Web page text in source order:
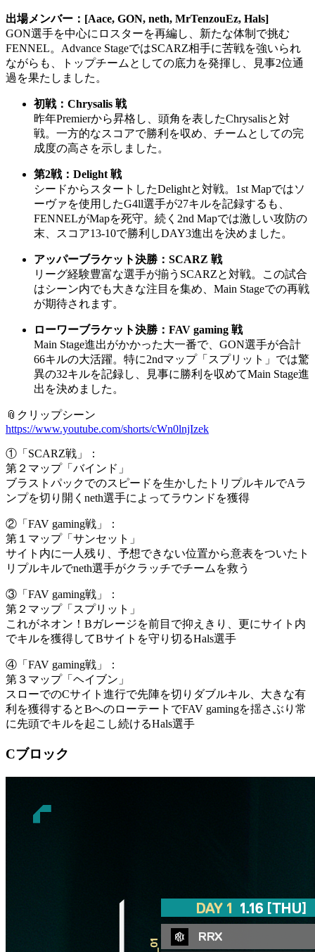
出場メンバー：[Aace, GON, neth, MrTenzouEz, Hals]
GON選手を中心にロスターを再編し、新たな体制で挑む
FENNEL。Advance StageではSCARZ相手に苦戦を強いられ
ながらも、トップチームとしての底力を発揮し、見事2位通
過を果たしました。
初戦：Chrysalis 戦
昨年Premierから昇格し、頭角を表したChrysalisと対
戦。一方的なスコアで勝利を収め、チームとしての完
成度の高さを示しました。
第2戦：Delight 戦
シードからスタートしたDelightと対戦。1st Mapではソ
ーヴァを使用したG4ll選手が27キルを記録するも、
FENNELがMapを死守。続く2nd Mapでは激しい攻防の
末、スコア13-10で勝利しDAY3進出を決めました。
アッパーブラケット決勝：SCARZ 戦
リーグ経験豊富な選手が揃うSCARZと対戦。この試合
はシーン内でも大きな注目を集め、Main Stageでの再戦
が期待されます。
ローワーブラケット決勝：FAV gaming 戦
Main Stage進出がかかった大一番で、GON選手が合計
66キルの大活躍。特に2ndマップ「スプリット」では驚
異の32キルを記録し、見事に勝利を収めてMain Stage進
出を決めました。
📎クリップシーン
https://www.youtube.com/shorts/cWn0lnjIzek
①「SCARZ戦」：
第２マップ「バインド」
ブラストパックでのスピードを生かしたトリプルキルでAラ
ンプを切り開くneth選手によってラウンドを獲得
②「FAV gaming戦」：
第１マップ「サンセット」
サイト内に一人残り、予想できない位置から意表をついたト
リプルキルでneth選手がクラッチでチームを救う
③「FAV gaming戦」：
第２マップ「スプリット」
これがネオン！Bガレージを前目で抑えきり、更にサイト内
でキルを獲得してBサイトを守り切るHals選手
④「FAV gaming戦」：
第３マップ「ヘイブン」
スローでのCサイト進行で先陣を切りダブルキル、大きな有
利を獲得するとBへのローテートでFAV gamingを揺さぶり常
に先頭でキルを起こし続けるHals選手
Cブロック